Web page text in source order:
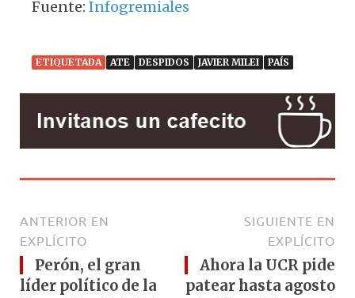
Fuente: Infogremiales
ETIQUETADA ATE DESPIDOS JAVIER MILEI PAÍS
ANTERIOR EN
EXPLÍCITO
Perón, el gran
líder político de la
SIGUIENTE EN
EXPLÍCITO
Ahora la UCR pide
patear hasta agosto